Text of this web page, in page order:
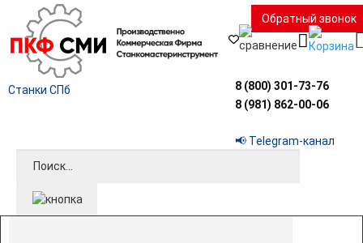
Станки СПб
Обратный звонок
8 (800) 301-73-76
8 (981) 862-00-06
📢 Telegram-канал